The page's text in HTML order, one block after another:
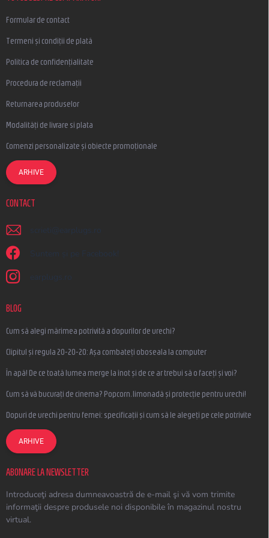
Formular de contact
Termeni și condiții de plată
Politica de confidențialitate
Procedura de reclamații
Returnarea produselor
Modalități de livrare si plata
Comenzi personalizate și obiecte promoționale
ARHIVE
CONTACT
scrieti @ earplugs.ro
Suntem și pe Facebook!
earplugs.ro
BLOG
Cum să alegi mărimea potrivită a dopurilor de urechi?
Clipitul și regula 20-20-20: Așa combateți oboseala la computer
În apă! De ce toată lumea merge la înot și de ce ar trebui să o faceți și voi?
Cum să vă bucurați de cinema? Popcorn, limonadă și protecție pentru urechi!
Dopuri de urechi pentru femei: specificații și cum să le alegeți pe cele potrivite
ARHIVE
ABONARE LA NEWSLETTER
Introduceţi adresa dumneavoastră de e-mail şi vă vom trimite
informaţii despre produsele noi disponibile în magazinul nostru
virtual.